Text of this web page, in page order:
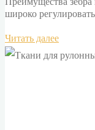
широко
Читать далее"Зебра